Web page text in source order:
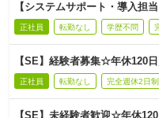
【システムサポート・導入
正社員 転勤なし 学歴不問
【SE】経験者募集☆年休120
正社員 転勤なし 完全週休2日制
【SE】未経験者歓迎☆年休